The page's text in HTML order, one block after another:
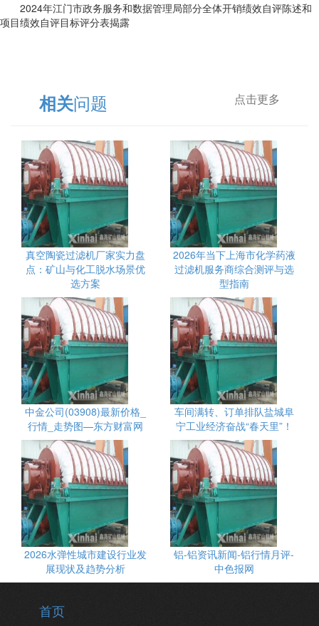
2024年江门市政务服务和数据管理局部分全体开销绩效自评陈述和
项目绩效自评目标评分表揭露
相关问题 点击更多
真空陶瓷过滤机厂家实力盘
点：矿山与化工脱水场景优
选方案
2026年当下上海市化学药液
过滤机服务商综合测评与选
型指南
中金公司(03908)最新价格_
行情_走势图—东方财富网
车间满转、订单排队盐城阜
宁工业经济奋战“春天里”！
2026水弹性城市建设行业发
展现状及趋势分析
铝-铝资讯新闻-铝行情月评-
中色报网
首页